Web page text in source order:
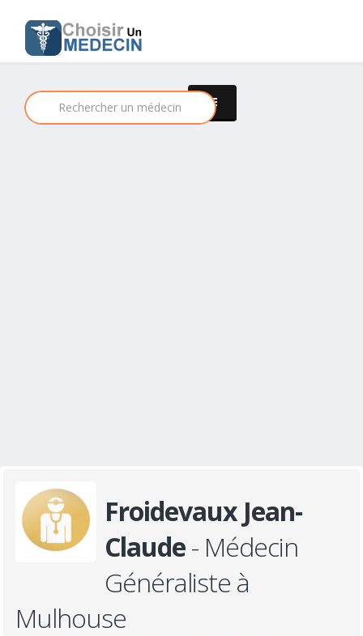
Froidevaux Jean-
Claude- Médecin
Généraliste à
Mulhouse